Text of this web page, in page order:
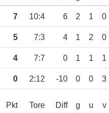
7 10:4 6 2 1 0
5 7:3 4 1 2 0
4 7:7 0 1 1 1
0 2:12 -10 0 0 3
Pkt Tore Diff g u v